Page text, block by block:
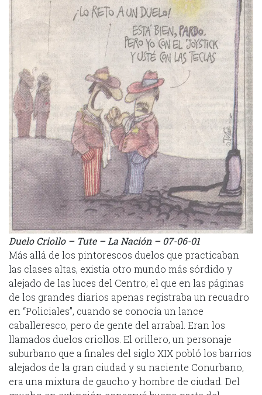
Duelo Criollo – Tute – La Nación – 07-06-01
Más allá de los pintorescos duelos que practicaban
las clases altas, existía otro mundo más sórdido y
alejado de las luces del Centro; el que en las páginas
de los grandes diarios apenas registraba un recuadro
en “Policiales”, cuando se conocía un lance
caballeresco, pero de gente del arrabal. Eran los
llamados duelos criollos. El orillero, un personaje
suburbano que a finales del siglo XIX pobló los barrios
alejados de la gran ciudad y su naciente Conurbano,
era una mixtura de gaucho y hombre de ciudad. Del